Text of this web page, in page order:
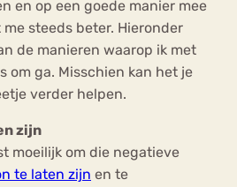
en op een goede manier mee
steeds beter. Hieronder
de manieren waarop ik met
om ga. Misschien kan het je
verder helpen.
zijn
moeilijk om die negatieve
te laten zijn en te